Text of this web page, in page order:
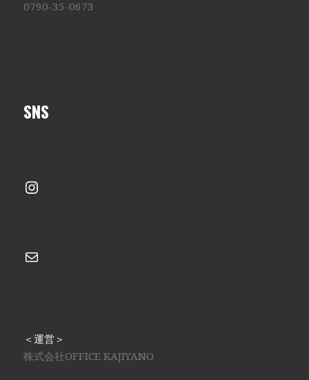
0790-35-0673
SNS
Instagram
メール
＜運営＞
株式会社OFFICE KAJIYANO